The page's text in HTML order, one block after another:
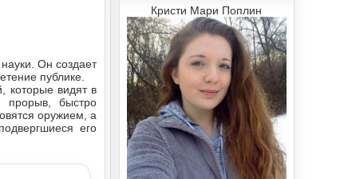
Он создает
публике.
которые видят в
прорыв, быстро
оружием, а
его
Кристи Мари Поплин